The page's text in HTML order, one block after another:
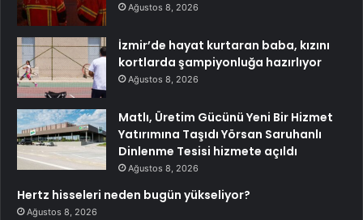
Ağustos 8, 2026
İzmir’de hayat kurtaran baba, kızını
kortlarda şampiyonluğa hazırlıyor
Ağustos 8, 2026
Matlı, Üretim Gücünü Yeni Bir Hizmet
Yatırımına Taşıdı Yörsan Saruhanlı
Dinlenme Tesisi hizmete açıldı
Ağustos 8, 2026
Hertz hisseleri neden bugün yükseliyor?
Ağustos 8, 2026